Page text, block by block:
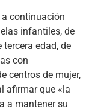
continuación
infantiles, de
edad, de
con
centros de mujer,
afirmar que «la
a mantener su